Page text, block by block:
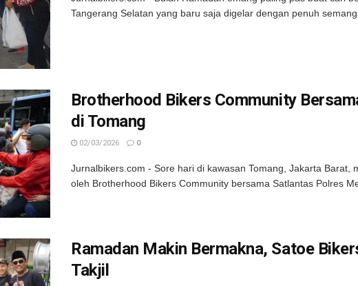
Tangerang Selatan yang baru saja digelar dengan penuh
Brotherhood Bikers Community
di Tomang
02/03/2026 0
Jurnalbikers.com - Sore hari di kawasan Tomang, Jakarta
oleh Brotherhood Bikers Community bersama Satlantas Polres
Ramadan Makin Bermakna, Satoe
Takjil